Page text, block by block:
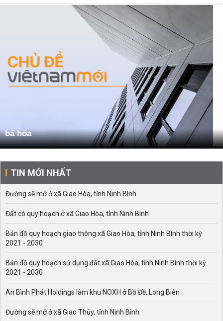
bà hỏa
TIN MỚI NHẤT
Đường sẽ mở ở xã Giao Hòa, tỉnh Ninh Bình
Đất có quy hoạch ở xã Giao Hòa, tỉnh Ninh Bình
Bản đồ quy hoạch giao thông xã Giao Hòa, tỉnh Ninh Bình thời kỳ
2021 - 2030
Bản đồ quy hoạch sử dụng đất xã Giao Hòa, tỉnh Ninh Bình thời kỳ
2021 - 2030
An Bình Phát Holdings làm khu NOXH ở Bồ Đề, Long Biên
Đường sẽ mở ở xã Giao Thủy, tỉnh Ninh Bình